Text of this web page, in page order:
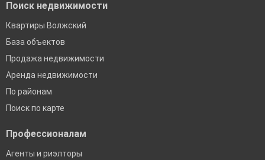
Поиск недвижимости
Квартиры Волжский
База объектов
Продажа недвижимости
Аренда недвижимости
По районам
Поиск по карте
Профессионалам
Агенты и риэлторы